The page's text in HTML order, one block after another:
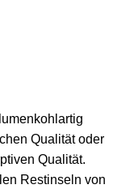
Qualität oder
Qualität.
Restinseln von